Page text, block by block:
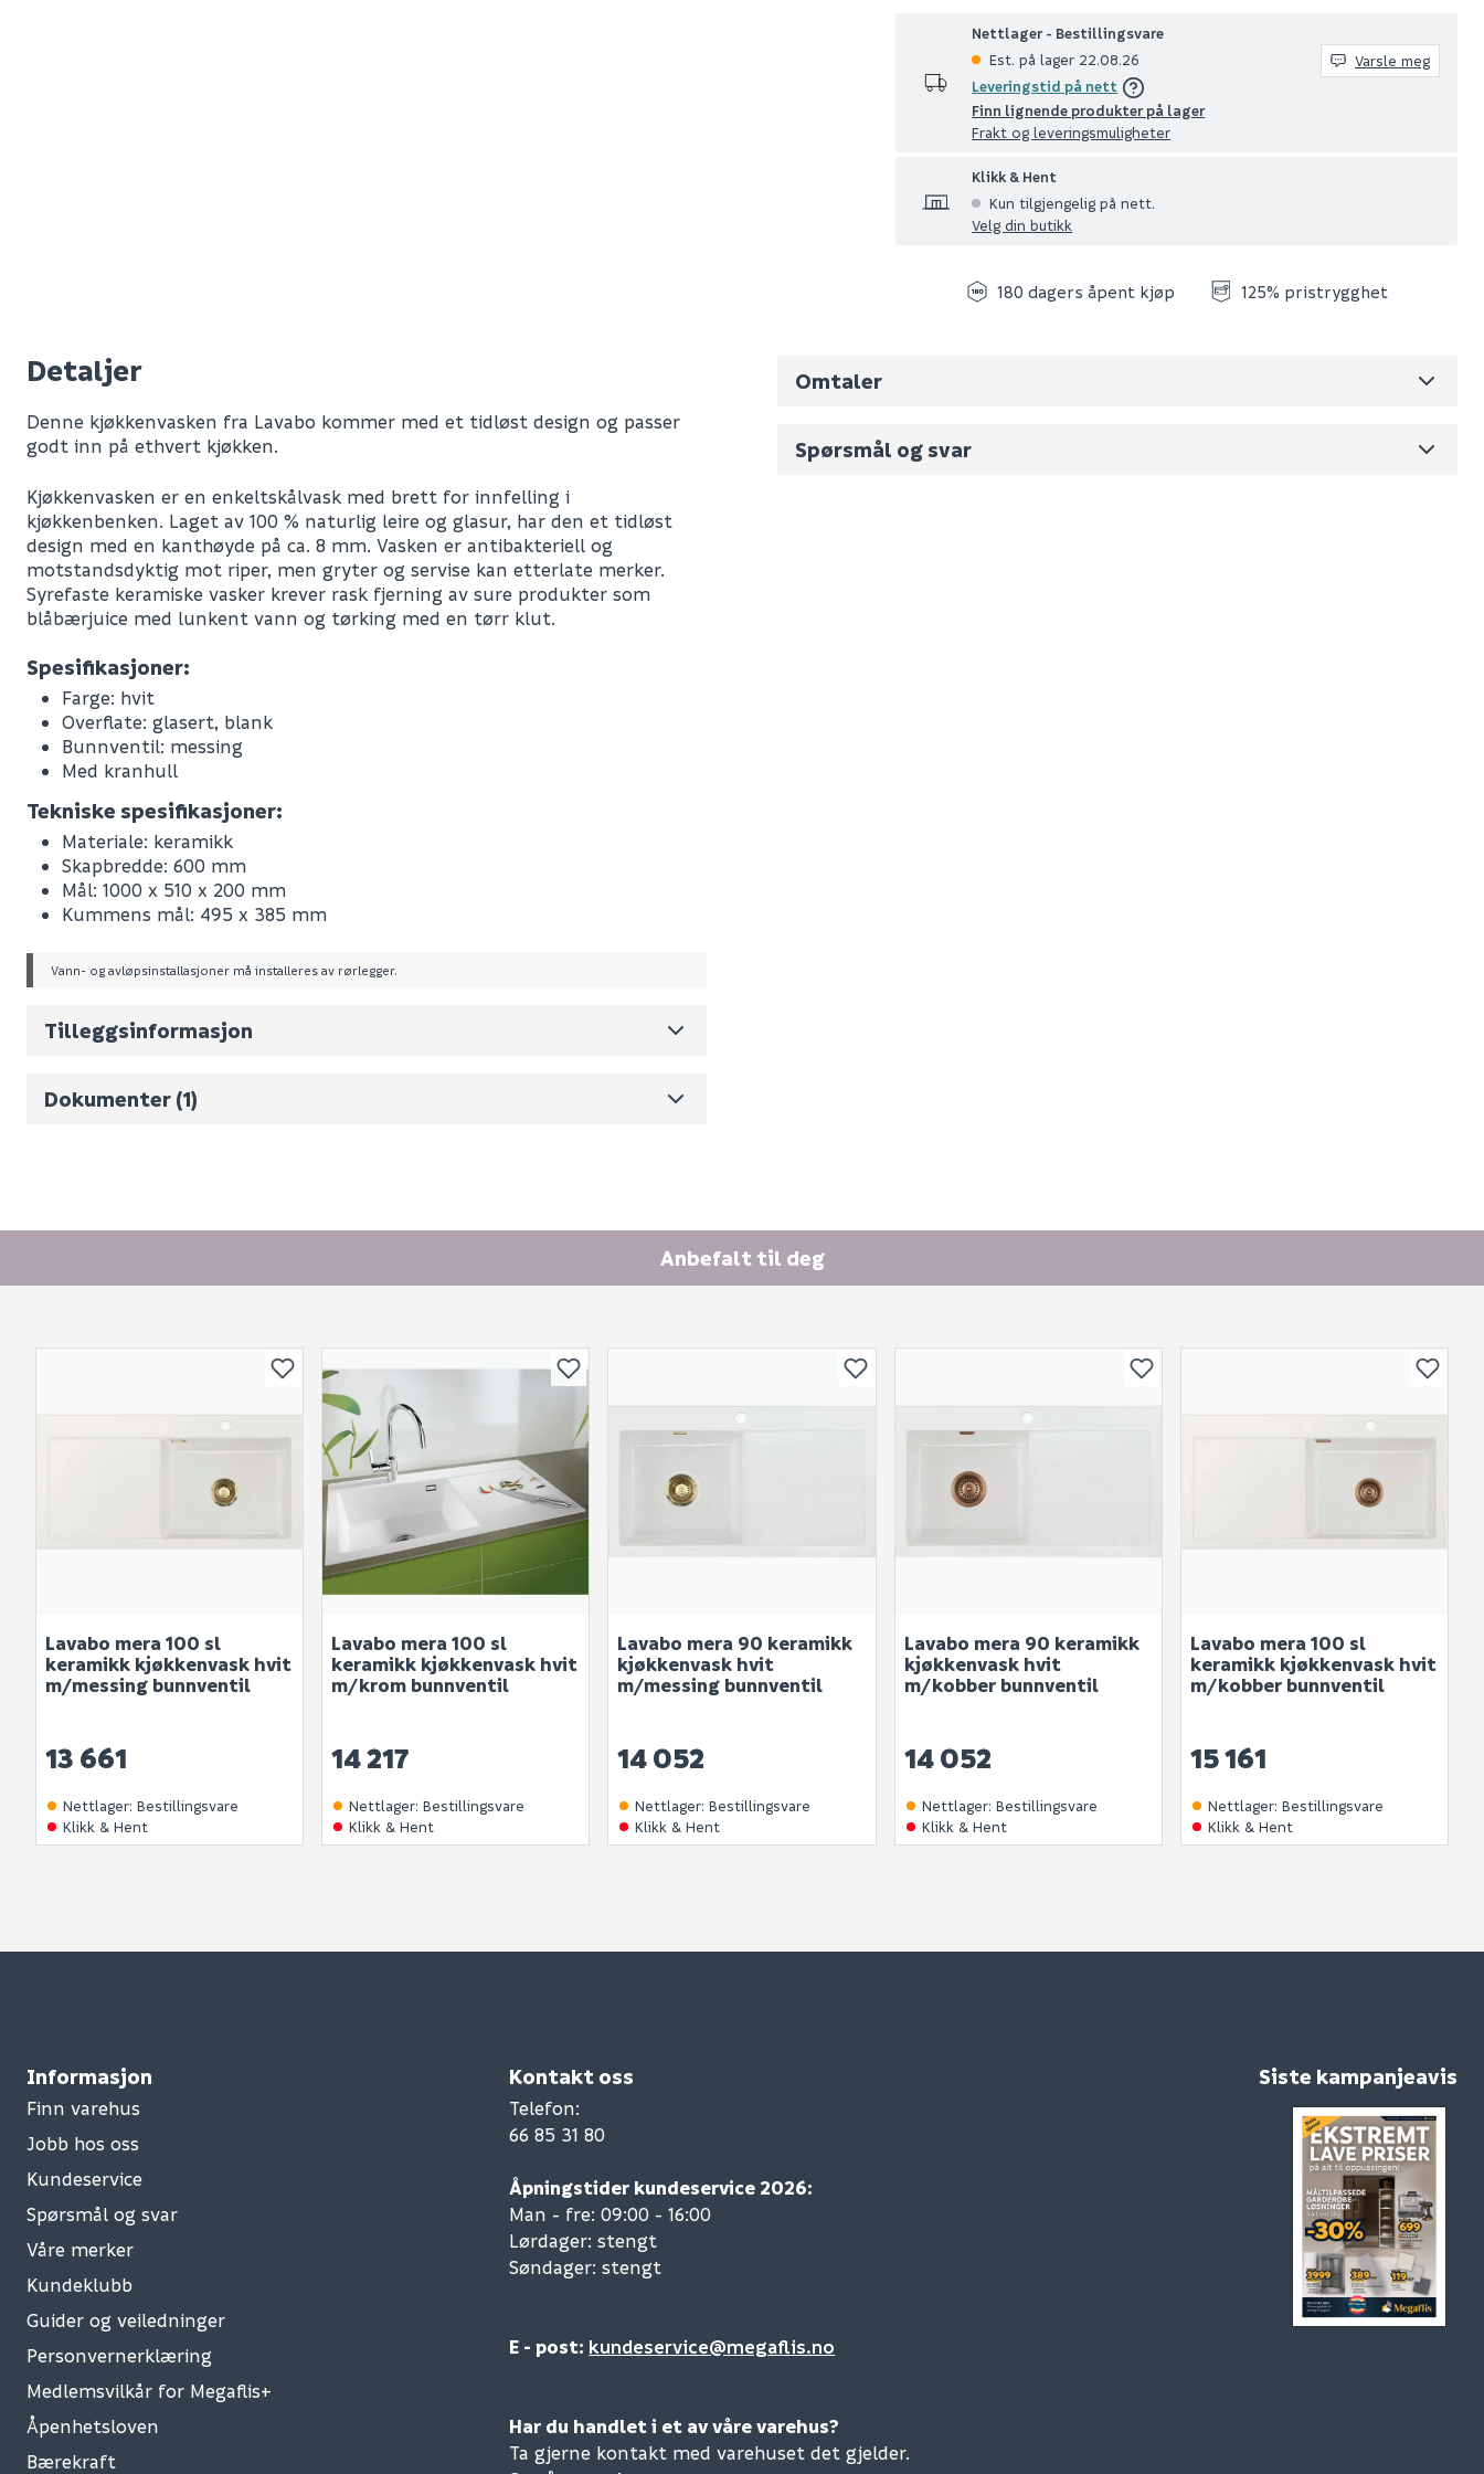
Nettlager - Bestillingsvare
Est. på lager 22.08.26
Leveringstid på nett
Finn lignende produkter på lager
Frakt og leveringsmuligheter
Varsle meg
Klikk & Hent
Kun tilgjengelig på nett.
Velg din butikk
180 dagers åpent kjøp 125% pristrygghet
Detaljer
Denne kjøkkenvasken fra Lavabo kommer med et tidløst design og passer
godt inn på ethvert kjøkken.
Kjøkkenvasken er en enkeltskålvask med brett for innfelling i
kjøkkenbenken. Laget av 100 % naturlig leire og glasur, har den et tidløst
design med en kanthøyde på ca. 8 mm. Vasken er antibakteriell og
motstandsdyktig mot riper, men gryter og servise kan etterlate merker.
Syrefaste keramiske vasker krever rask fjerning av sure produkter som
blåbærjuice med lunkent vann og tørking med en tørr klut.
Spesifikasjoner:
Farge: hvit
Overflate: glasert, blank
Bunnventil: messing
Med kranhull
Tekniske spesifikasjoner:
Materiale: keramikk
Skapbredde: 600 mm
Mål: 1000 x 510 x 200 mm
Kummens mål: 495 x 385 mm
Vann- og avløpsinstallasjoner må installeres av rørlegger.
Tilleggsinformasjon
Leverandørens varenummer
Vekt pr. stk / m2 (i kg)
Volum (dm3 per salgsforpakning)
Dokumenter (1)
Monteringsveiledning
Omtaler
Spørsmål og svar
Anbefalt til deg
Lavabo mera 100 sl
keramikk kjøkkenvask hvit
m/messing bunnventil
13 661
Nettlager: Bestillingsvare
Klikk & Hent
Lavabo mera 100 sl
keramikk kjøkkenvask hvit
m/krom bunnventil
14 217
Nettlager:Bestillingsvare
Klikk & Hent
Lavabo mera 90 keramikk
kjøkkenvask hvit
m/messing bunnventil
14 052
Nettlager:Bestillingsvare
Klikk & Hent
Lavabo mera 90 keramikk
kjøkkenvask hvit
m/kobber bunnventil
14 052
Nettlager: Bestillingsvare
Klikk & Hent
Lavabo mera 100 sl
keramikk kjøkkenvask hvit
m/kobber bunnventil
15 161
Nettlager: Bestillingsvare
Klikk & Hent
Informasjon
Finn varehus
Jobb hos oss
Kundeservice
Spørsmål og svar
Våre merker
Kundeklubb
Guider og veiledninger
Personvernerklæring
Medlemsvilkår for Megaflis+
Åpenhetsloven
Bærekraft
Kontakt oss
Telefon:
66 85 31 80
Åpningstider kundeservice 2026:
Man - fre: 09:00 - 16:00
Lørdager: stengt
Søndager: stengt
E - post: kundeservice@megaflis.no
Har du handlet i et av våre varehus?
Ta gjerne kontakt med varehuset det gjelder.
Siste kampanjeavis